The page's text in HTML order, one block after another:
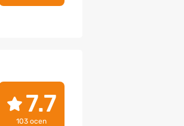
7.7
103 ocen